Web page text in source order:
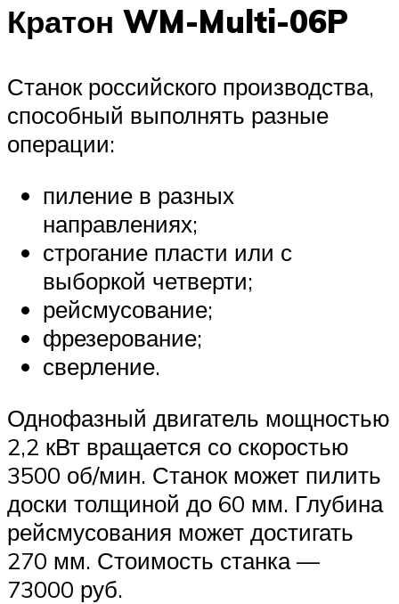
Кратон WM-Multi-06P
Станок российского производства,
способный выполнять разные
операции:
пиление в разных
направлениях;
строгание пласти или с
выборкой четверти;
рейсмусование;
фрезерование;
сверление.
Однофазный двигатель мощностью
2,2 кВт вращается со скоростью
3500 об/мин. Станок может пилить
доски толщиной до 60 мм. Глубина
рейсмусования может достигать
270 мм. Стоимость станка —
73000 руб.